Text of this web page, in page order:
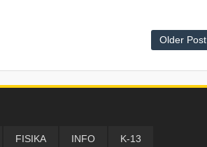
Older Post
FISIKA INFO K-13